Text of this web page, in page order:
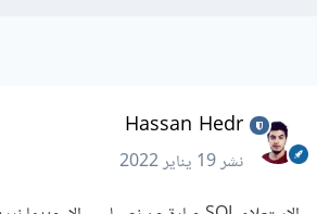
Hassan Hedr
نشر19 يناير 2022